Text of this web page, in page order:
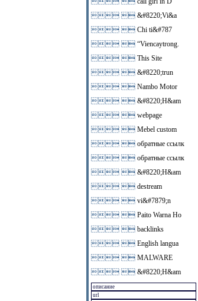
  &#8220;Vi&a
  Chi ti&#787
  “Viencaytrong.
  This Site
  &#8220;trun
  Nambo Motor
  &#8220;H&am
  webpage
  Mebel custom
  обратные ссылк
  обратные ссылк
  &#8220;H&am
  destream
  vi&#7879;n
  Paito Warna Ho
  backlinks
  English langua
  MALWARE
  &#8220;H&am